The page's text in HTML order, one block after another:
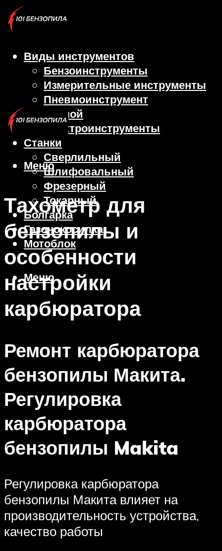
Виды инструментов
Бензоинструменты
Измерительные инструменты
Пневмоинструмент
Ручной
Электроинструменты
Станки
Сверлильный
Шлифовальный
Фрезерный
Токарный
Болгарка
Газонокосилка
Мотоблок
Меню
Меню
Тахометр для
бензопилы и
особенности
настройки
карбюратора
Ремонт карбюратора
бензопилы Макита.
Регулировка
карбюратора
бензопилы Makita
Регулировка карбюратора
бензопилы Макита влияет на
производительность устройства,
качество работы